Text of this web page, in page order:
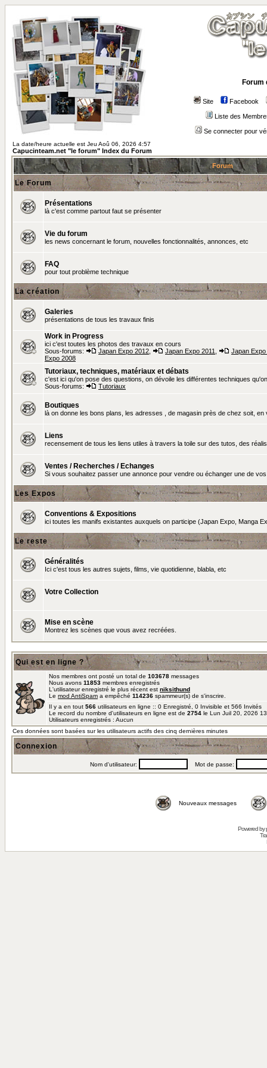
Forum
Site Facebook
Liste des
Se connecter pour
La date/heure actuelle est Jeu Aoû 06, 2026 4:57
Capucinteam.net "le forum" Index du Forum
Forum
Le Forum
Présentations
là c'est comme partout faut se présenter
Vie du forum
les news concernant le forum, nouvelles fonctionnalités, annonces, etc
FAQ
pour tout problème technique
La création
Galeries
présentations de tous les travaux finis
Work in Progress
ici c'est toutes les photos des travaux en cours
Sous-forums:
Japan Expo 2012 Japan Expo 2011
Japan Expo
Expo 2008
Tutoriaux, techniques, matériaux et débats
c'est ici qu'on pose des questions, on dévoile les différentes techniques
Sous-forums:
Tutoriaux
Boutiques
là on donne les bons plans, les adresses , de magasin près de chez soit, en
Liens
recensement de tous les liens utiles à travers la toile sur des tutos, des
Ventes / Recherches / Echanges
Si vous souhaitez passer une annonce pour vendre ou échanger une de
Les Expos
Conventions & Expositions
ici toutes les manifs existantes auxquels on participe (Japan Expo, Manga
Le reste
Généralités
Ici c'est tous les autres sujets, films, vie quotidienne, blabla, etc
Votre Collection
Mise en scène
Montrez les scènes que vous avez recréées.
Qui est en ligne ?
Nos membres ont posté un total de 103678 messages
Nous avons 11853 membres enregistrés
L'utilisateur enregistré le plus récent est niksithund
Le mod AntiSpam a empêché 114236 spammeur(s) de s'inscrire.
Il y a en tout 566 utilisateurs en ligne :: 0 Enregistré, 0 Invisible et 566
Le record du nombre d'utilisateurs en ligne est de 2754 le Lun Juil 20, 2026
Utilisateurs enregistrés : Aucun
Ces données sont basées sur les utilisateurs actifs des cinq dernières minutes
Connexion
Nom d'utilisateur: Mot de passe:
Nouveaux messages
Powered by